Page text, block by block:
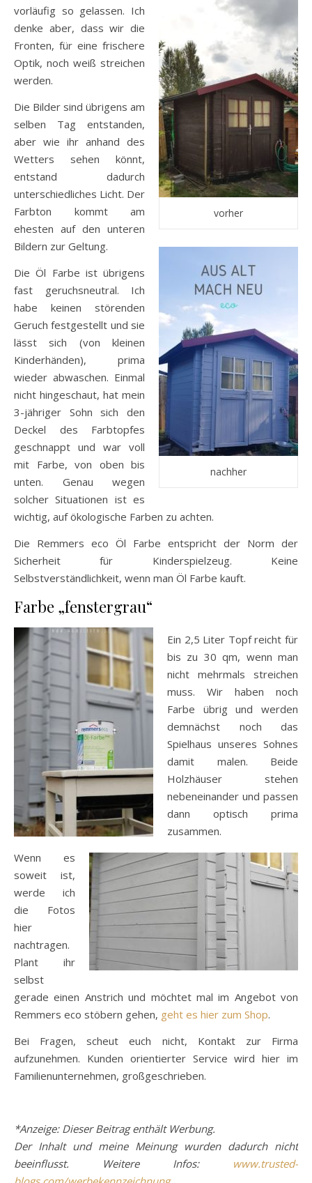
vorher
nachher
vorläufig so gelassen. Ich
denke aber, dass wir die
Fronten, für eine frischere
Optik, noch weiß streichen
werden.
Die Bilder sind übrigens am
selben Tag entstanden,
aber wie ihr anhand des
Wetters sehen könnt,
entstand dadurch
unterschiedliches Licht. Der
Farbton kommt am
ehesten auf den unteren
Bildern zur Geltung.
Die Öl Farbe ist übrigens
fast geruchsneutral. Ich
habe keinen störenden
Geruch festgestellt und sie
lässt sich (von kleinen
Kinderhänden), prima
wieder abwaschen. Einmal
nicht hingeschaut, hat mein
3-jähriger Sohn sich den
Deckel des Farbtopfes
geschnappt und war voll
mit Farbe, von oben bis
unten. Genau wegen
solcher Situationen ist es
wichtig, auf ökologische Farben zu achten.
Die Remmers eco Öl Farbe entspricht der Norm der
Sicherheit für Kinderspielzeug. Keine
Selbstverständlichkeit, wenn man Öl Farbe kauft.
Farbe „fenstergrau“
Ein 2,5 Liter Topf reicht für
bis zu 30 qm, wenn man
nicht mehrmals streichen
muss. Wir haben noch
Farbe übrig und werden
demnächst noch das
Spielhaus unseres Sohnes
damit malen. Beide
Holzhäuser stehen
nebeneinander und passen
dann optisch prima
zusammen.
Wenn es
soweit ist,
werde ich
die Fotos
hier
nachtragen.
Plant ihr
selbst
gerade einen Anstrich und möchtet mal im Angebot von
Remmers eco stöbern gehen, geht es hier zum Shop.
Bei Fragen, scheut euch nicht, Kontakt zur Firma
aufzunehmen. Kunden orientierter Service wird hier im
Familienunternehmen, großgeschrieben.
*Anzeige: Dieser Beitrag enthält Werbung.
Der Inhalt und meine Meinung wurden dadurch nicht
beeinflusst. Weitere Infos: www.trusted-